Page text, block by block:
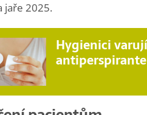
jaře 2025.
Hygienici